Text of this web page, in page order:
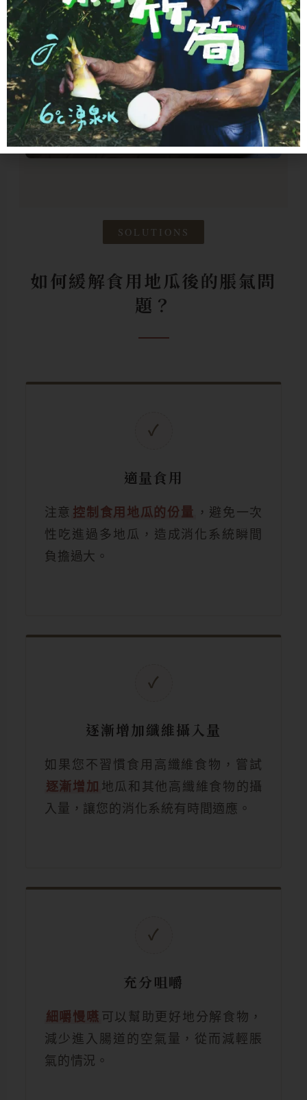
SOLUTIONS
如何緩解食用地瓜後的脹氣問
題？
✓
適量食用
注意 控制食用地瓜的份量 ，避免一次
性吃進過多地瓜，造成消化系統瞬間
負擔過大。
✓
逐漸增加纖維攝入量
如果您不習慣食用高纖維食物，嘗試
逐漸增加 地瓜和其他高纖維食物的攝
入量，讓您的消化系統有時間適應。
✓
充分咀嚼
細嚼慢嚥 可以幫助更好地分解食物，
減少進入腸道的空氣量，從而減輕脹
氣的情況。